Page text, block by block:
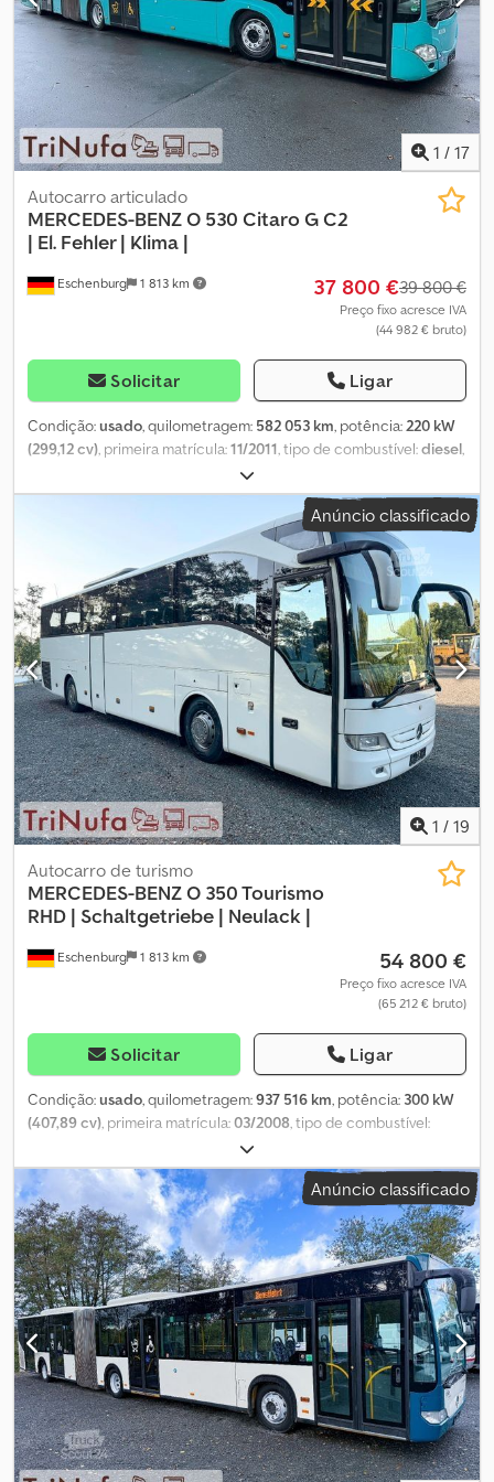
dianteiros aprox. 30% ? Pneus traseiros aprox. 10% Dodpsy Uu
Swefx Aiuskr Inspeção válida até 2026 Por ordem do cliente.
Alterações e erros reservados.
1 / 17
Eschenburg 1 813 km
Autocarro articulado
MERCEDES-BENZO 530 Citaro G C2
| El. Fehler | Klima |
37 800 €39 800 €
Preço fixo acresce IVA
(44 982 € bruto)
Solicitar Ligar
Condição:usado, quilometragem: 582 053 km, potência:220 kW
(299,12 cv), primeira matrícula:11/2011, tipo de combustível:diesel,
, tipo de engrenagem:
de emissão:Euro 5, Ano de fabrico:2011, Equipamento:ABS,
aquecedor estacionário, ar condicionado, sofreu um acidente,
Mercedes-Benz O 530 Citaro G C2 | Falha eletrónica | Ar
condicionado | ? Ano de fabrico 11 / 2011 ? Motor MB 220 kW / 299
CV ? 11967 cm³ - Euro 5 EEV ? 582.053 KM Dksdpsy Uu Thefx Aiuor
? Caixa automática ZF ? Ar condicionado ? Rampa para cadeira
de rodas ? 3x portas duplas ? Aquecimento estacionário Webasto
? Espelhos exteriores ajustáveis e aquecidos eletricamente ? 53
+1 lugares sentados ? 89 lugares de pé ? Pneus dianteiros aprox.
70 % ? Pneus do meio aprox. 70 % ? Pneus traseiros aprox. 70 %
Falha eletrónica: ignição ligada, motor não liga. Problema de
injeção. Ao fazer ponte + arranque com aerossol o motor
funciona brevemente. Falta controlo das portas 3x. Sujeito a
alterações e erros.
Anúncio classificado
1 / 19
Eschenburg 1 813 km
Autocarro de turismo
MERCEDES-BENZO 350 Tourismo
RHD | Schaltgetriebe | Neulack |
54 800 €
Preço fixo acresce IVA
(65 212 € bruto)
Solicitar Ligar
Condição:usado, quilometragem:937 516 km, potência: 300 kW
(407,89 cv), primeira matrícula:03/2008, tipo de combustível:
, tipo de engrenagem:
classe de emissão:Euro 4, cor:branco, travões:retardador, Ano
de fabrico:2008, Equipamento:ABS, aquecedor estacionário, ar
condicionado, casa de banho, cozinha a bordo, programa
eletrónico de estabilidade (ESP), sistema de navegação,
Mercedes-Benz O 350 Tourismo RHD | Caixa de velocidades
manual | Pintura nova | 54 assentos reclináveis | * Ano de fabrico:
03/2008 * Motor MB 300 kW / 408 cv ? 11967 cm³ – Euro 4, OM *
937.516 km * Caixa manual de 6 velocidades * Ar condicionado *
Retarder de 5 estágios * Compartimentos de bagagem *
Prateleiras para bagagem * Câmara de marcha-atrás * Cruise
control * Ventilação / iluminação individual dos assentos *
Frigorífico Dsdpsy Uvdhjfx Aiuskr * Cozinha * WC * 2 x TV *
Cortinas * Engate de reboque * Aquecedor estacionário
Webasto * 54 assentos reclináveis, com cintos, incluindo apoios
Anúncio classificado